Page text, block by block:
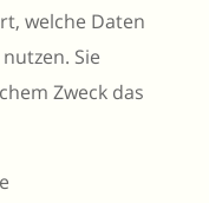
welche Daten
Sie
Zweck das